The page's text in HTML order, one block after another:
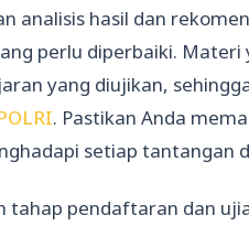
analisis hasil dan
perlu diperbaiki.
yang diujikan,
. Pastikan Anda
setiap tantangan
tahap pendaftaran dan